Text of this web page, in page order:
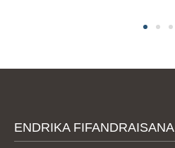
ENDRIKA FIFANDRAISANA